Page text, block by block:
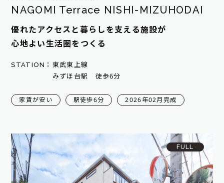
NAGOMI Terrace NISHI-MIZUHODAI
優れたアクセスと暮らしを支える施設が
心地よい生活圏をつくる
STATION： 東武東上線
みずほ台駅 徒歩6分
家賃が安い 駅徒歩6分 2026年02月完成
FULL